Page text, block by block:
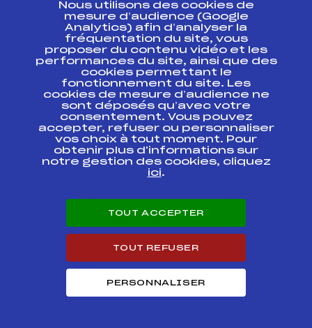
Coupe d'Argent U14 Savoie (Clt général
Filles 2002)
Coupe d'Argent U14 Savoie – Trophée
Banque Populaire des Alpes (Fille)
33
Résultats Alpin 2014
Codex Course Cat.
ASAF0901.FFS
FINALE COUPE DE
BRONZE U12 FILLES
FFS
COUPE D'ARGENT U
12 "Trophée Carré
COUPE DE BRONZE
U12 TARENTAISE
Nous utilisons des cookies de
mesure d’audience (Google
Analytics) afin d’analyser la
fréquentation du site, vous
proposer du contenu vidéo et les
performances du site, ainsi que des
cookies permettant le
fonctionnement du site. Les
cookies de mesure d’audience ne
sont déposés qu’avec votre
consentement. Vous pouvez
accepter, refuser ou personnaliser
vos choix à tout moment. Pour
obtenir plus d'informations sur
notre gestion des cookies, cliquez
ici.
TOUT ACCEPTER
TOUT REFUSER
PERSONNALISER